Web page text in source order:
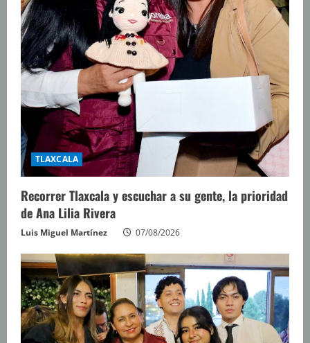
o
TLAXCALA
Recorrer Tlaxcala y escuchar a su gente, la prioridad
de Ana Lilia Rivera
Luis Miguel Martínez 07/08/2026